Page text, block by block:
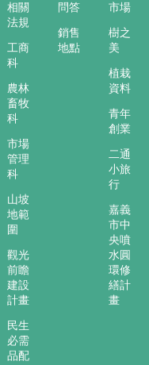
相關
法規
工商
科
農林
畜牧
科
市場
管理
科
山坡
地範
圍
觀光
前瞻
建設
計畫
民生
必需
品配
問答
銷售
地點
市場
樹之
美
植栽
資料
青年
創業
二通
小旅
行
嘉義
市中
央噴
水圓
環修
繕計
畫